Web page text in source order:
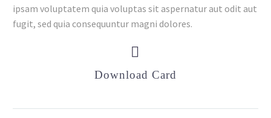
ipsam voluptatem quia voluptas sit aspernatur aut odit aut
fugit, sed quia consequuntur magni dolores.


Download Card